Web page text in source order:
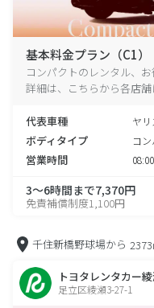
基本料金プラン（C1）
コンパクトのレンタル、
詳細は、こちらから各店舗
代表車種 ヤ
ボディタイプ コ
営業時間
3～6時間まで7,370円
免責補償制度1,100円
千住新橋野球場から
トヨタレンタカー
足立区綾瀬3-27-1